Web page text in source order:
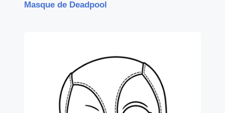
Masque de Deadpool